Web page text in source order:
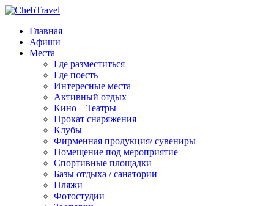
Главная
Афиши
Места
Где разместиться
Где поесть
Интересные места
Активный отдых
Кино – Театры
Прокат снаряжения
Клубы
Фирменная продукция/ сувениры
Помещение под мероприятие
Спортивные площадки
Базы отдыха / санатории
Пляжи
Фотостудии